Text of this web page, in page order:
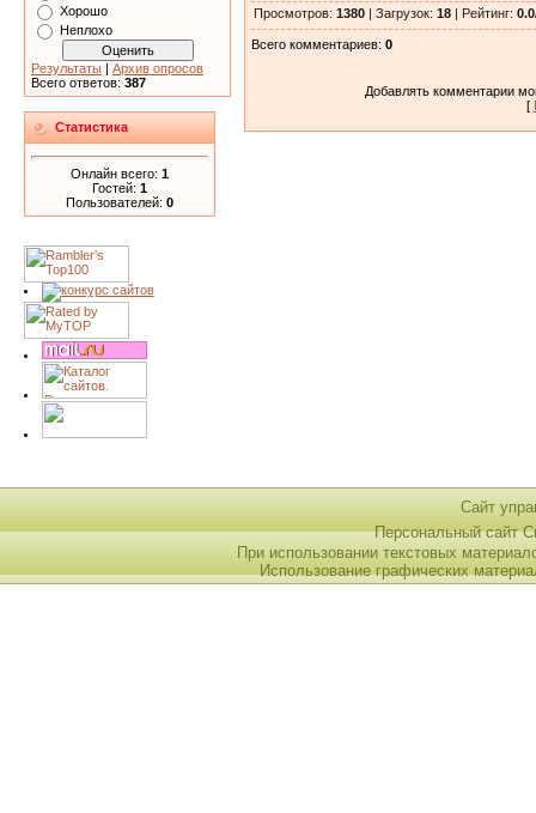
Хорошо
Неплохо
Результаты | Архив опросов
Всего ответов: 387
Статистика
Онлайн всего: 1
Гостей: 1
Пользователей: 0
Просмотров: 1380 | Загрузок: 18 | Рейтинг: 0.0
Всего комментариев: 0
Добавлять комментарии
[
Сайт
Персональный сайт
При использовании текстовых
Использование графических